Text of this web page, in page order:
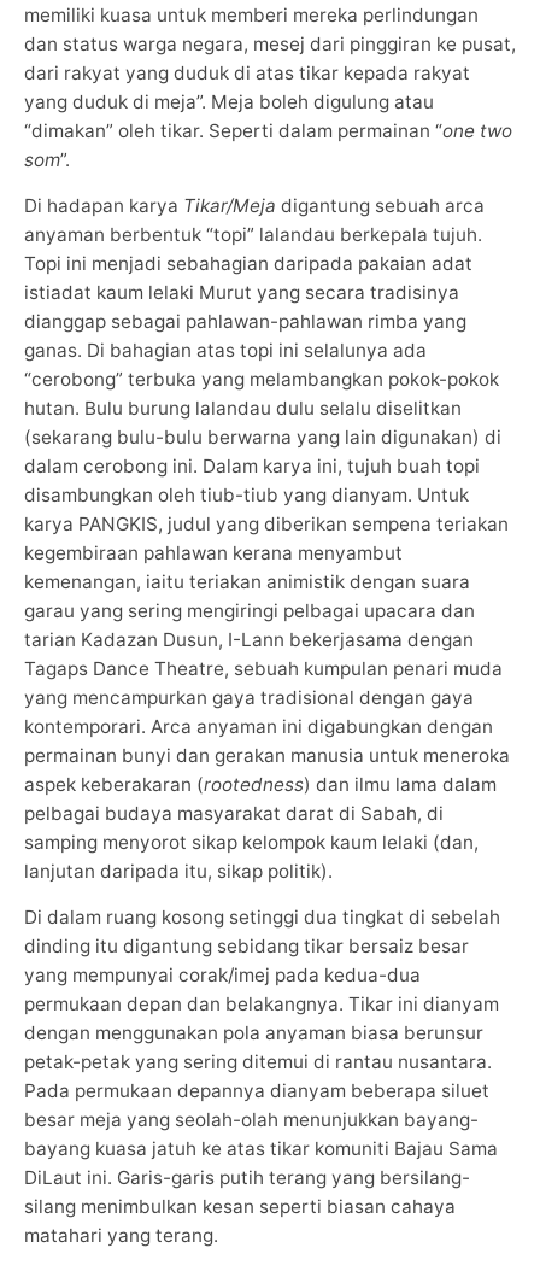
memiliki kuasa untuk memberi mereka perlindungan
dan status warga negara, mesej dari pinggiran ke pusat,
dari rakyat yang duduk di atas tikar kepada rakyat
yang duduk di meja”. Meja boleh digulung atau
“dimakan” oleh tikar. Seperti dalam permainan “one two
som”.
Di hadapan karya Tikar/Meja digantung sebuah arca
anyaman berbentuk “topi” lalandau berkepala tujuh.
Topi ini menjadi sebahagian daripada pakaian adat
istiadat kaum lelaki Murut yang secara tradisinya
dianggap sebagai pahlawan-pahlawan rimba yang
ganas. Di bahagian atas topi ini selalunya ada
“cerobong” terbuka yang melambangkan pokok-pokok
hutan. Bulu burung lalandau dulu selalu diselitkan
(sekarang bulu-bulu berwarna yang lain digunakan) di
dalam cerobong ini. Dalam karya ini, tujuh buah topi
disambungkan oleh tiub-tiub yang dianyam. Untuk
karya PANGKIS, judul yang diberikan sempena teriakan
kegembiraan pahlawan kerana menyambut
kemenangan, iaitu teriakan animistik dengan suara
garau yang sering mengiringi pelbagai upacara dan
tarian Kadazan Dusun, I-Lann bekerjasama dengan
Tagaps Dance Theatre, sebuah kumpulan penari muda
yang mencampurkan gaya tradisional dengan gaya
kontemporari. Arca anyaman ini digabungkan dengan
permainan bunyi dan gerakan manusia untuk meneroka
aspek keberakaran (rootedness) dan ilmu lama dalam
pelbagai budaya masyarakat darat di Sabah, di
samping menyorot sikap kelompok kaum lelaki (dan,
lanjutan daripada itu, sikap politik).
Di dalam ruang kosong setinggi dua tingkat di sebelah
dinding itu digantung sebidang tikar bersaiz besar
yang mempunyai corak/imej pada kedua-dua
permukaan depan dan belakangnya. Tikar ini dianyam
dengan menggunakan pola anyaman biasa berunsur
petak-petak yang sering ditemui di rantau nusantara.
Pada permukaan depannya dianyam beberapa siluet
besar meja yang seolah-olah menunjukkan bayang-
bayang kuasa jatuh ke atas tikar komuniti Bajau Sama
DiLaut ini. Garis-garis putih terang yang bersilang-
silang menimbulkan kesan seperti biasan cahaya
matahari yang terang.